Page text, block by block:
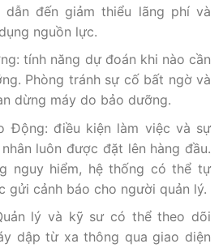
dẫn đến giảm thiểu lãng phí và
nguồn lực.
tính năng dự đoán khi nào cần
Phòng tránh sự cố bất ngờ và
dừng máy do bảo dưỡng.
Động: điều kiện làm việc và sự
luôn được đặt lên hàng đầu.
nguy hiểm, hệ thống có thể tự
gửi cảnh báo cho người quản lý.
lý và kỹ sư có thể theo dõi
dập từ xa thông qua giao diện